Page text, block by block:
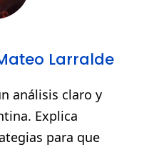
Larralde
análisis claro y
Explica
para que